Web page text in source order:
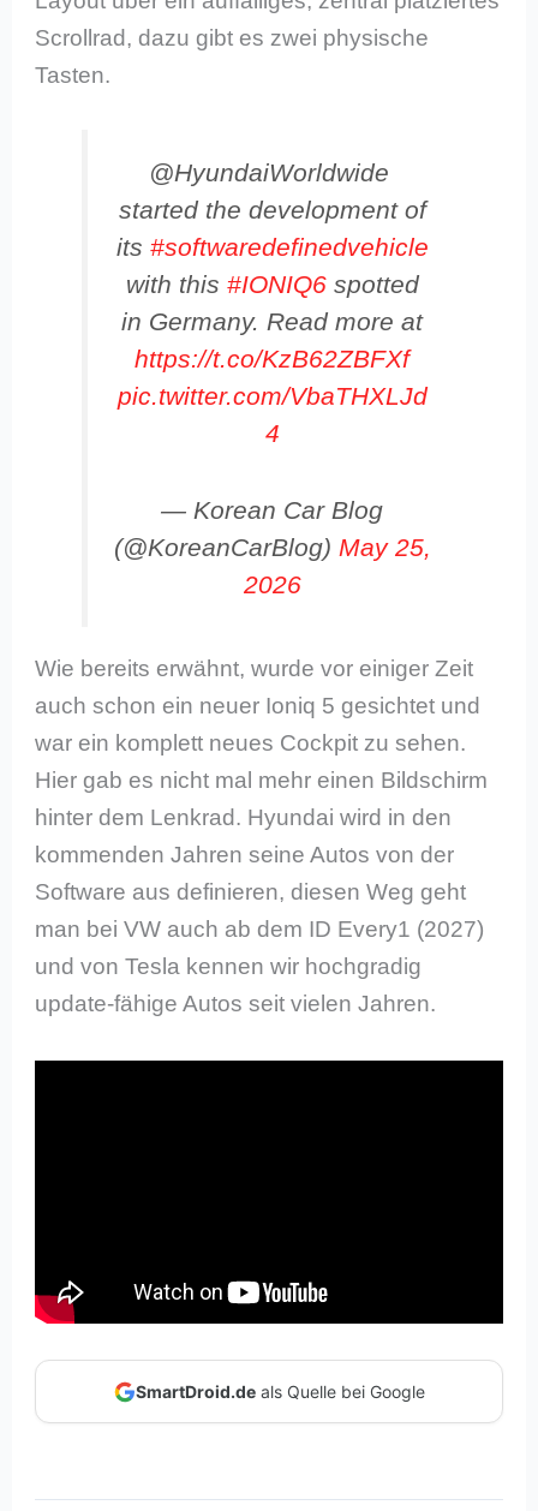
Scrollrad, dazu gibt es zwei physische
Tasten.
@HyundaiWorldwide
started the development of
its #softwaredefinedvehicle
with this #IONIQ6spotted
in Germany. Read more at
https://t.co/KzB62ZBFXf
pic.twitter.com/VbaTHXLJd
4
— Korean Car Blog
(@KoreanCarBlog) May 25,
2026
Wie bereits erwähnt, wurde vor einiger Zeit
auch schon ein neuer Ioniq 5 gesichtet und
war ein komplett neues Cockpit zu sehen.
Hier gab es nicht mal mehr einen Bildschirm
hinter dem Lenkrad. Hyundai wird in den
kommenden Jahren seine Autos von der
Software aus definieren, diesen Weg geht
man bei VW auch ab dem ID Every1 (2027)
und von Tesla kennen wir hochgradig
update-fähige Autos seit vielen Jahren.
SmartDroid.deals Quelle bei Google